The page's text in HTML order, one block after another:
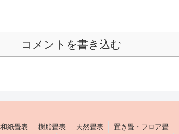
コメントを書き込む
和紙畳表 樹脂畳表 天然畳表 置き畳・フロア畳